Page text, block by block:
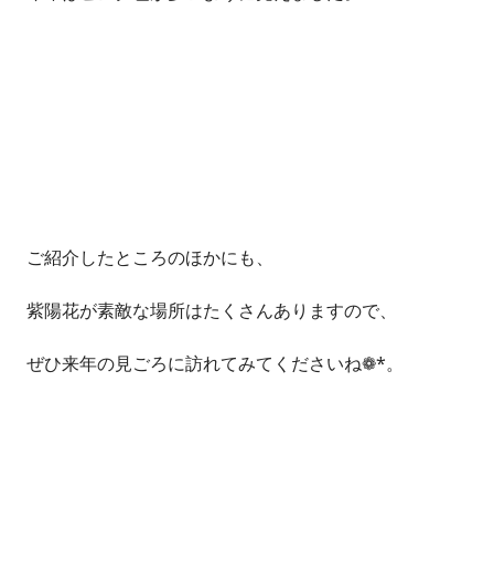
ご紹介したところのほかにも、
紫陽花が素敵な場所はたくさんありますので、
ぜひ来年の見ごろに訪れてみてくださいね❁*。